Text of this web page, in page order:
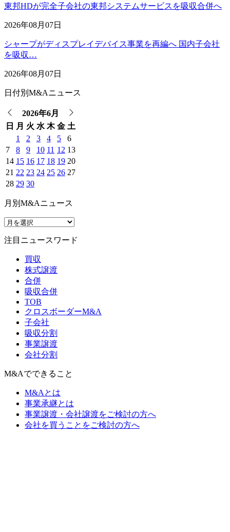
東邦HDが完全子会社の東邦システムサービスを吸収合併へ
2026年08月07日
シャープがディスプレイデバイス事業を再編へ 国内子会社
を吸収…
2026年08月07日
日付別M&Aニュース
2026年6月
日
月 火 水 木 金 土
1
2 3 4 5
6
7
8 9 10 11 12 13
14 15 16 17 18 19 20
21 22 23 24 25 26 27
28 29 30
月別M&Aニュース
注目ニュースワード
買収
株式譲渡
合併
吸収合併
TOB
クロスボーダーM&A
子会社
吸収分割
事業譲渡
会社分割
M&Aでできること
M&Aとは
事業承継とは
事業譲渡・会社譲渡をご検討の方へ
会社を買うことをご検討の方へ